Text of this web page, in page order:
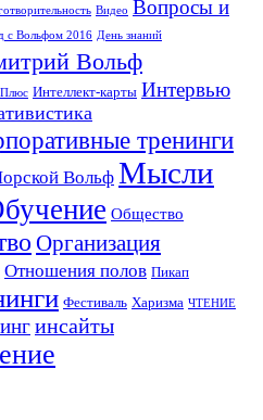
Видео Вопросы и
с Вольфом 2016 День знаний
Вольф
Интеллект-карты Интервью
тренинги
Вольф Мысли
Общество
Организация
Отношения полов Пикап
Фестиваль Харизма ЧТЕНИЕ
инсайты